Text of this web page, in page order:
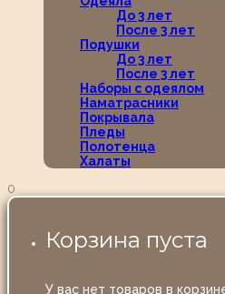
До 3 лет
После 3 лет
Подушки
До 3 лет
После 3 лет
Наборы с одеялом
Наматрасники
Покрывала
Пледы
Полотенца
Халаты
0
Корзина пуста
У вас нет товаров в